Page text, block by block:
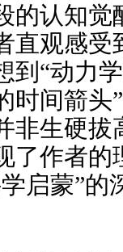
的认知觉
直观感受
到“动力
时间箭头
非生硬
了作者
启蒙”的